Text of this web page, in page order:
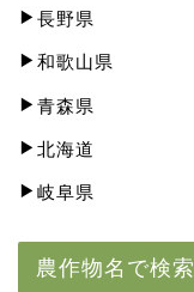
長野県
和歌山県
青森県
北海道
岐阜県
農作物名で検索